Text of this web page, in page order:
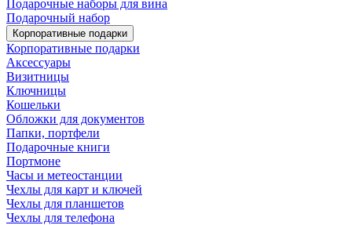
Подарочные наборы для вина
Подарочный набор
Корпоративные подарки
Корпоративные подарки
Аксессуары
Визитницы
Ключницы
Кошельки
Обложки для документов
Папки, портфели
Подарочные книги
Портмоне
Часы и метеостанции
Чехлы для карт и ключей
Чехлы для планшетов
Чехлы для телефона